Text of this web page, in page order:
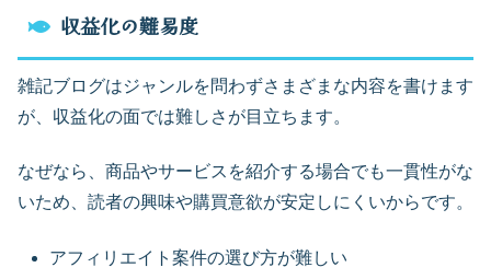
収益化の難易度
雑記ブログはジャンルを問わずさまざまな内容を書けます
が、収益化の面では難しさが目立ちます。
なぜなら、商品やサービスを紹介する場合でも一貫性がな
いため、読者の興味や購買意欲が安定しにくいからです。
アフィリエイト案件の選び方が難しい